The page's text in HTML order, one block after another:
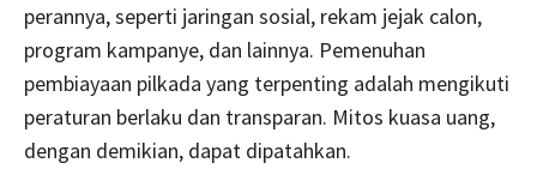
perannya, seperti jaringan sosial, rekam jejak calon,
program kampanye, dan lainnya. Pemenuhan
pembiayaan pilkada yang terpenting adalah mengikuti
peraturan berlaku dan transparan. Mitos kuasa uang,
dengan demikian, dapat dipatahkan.